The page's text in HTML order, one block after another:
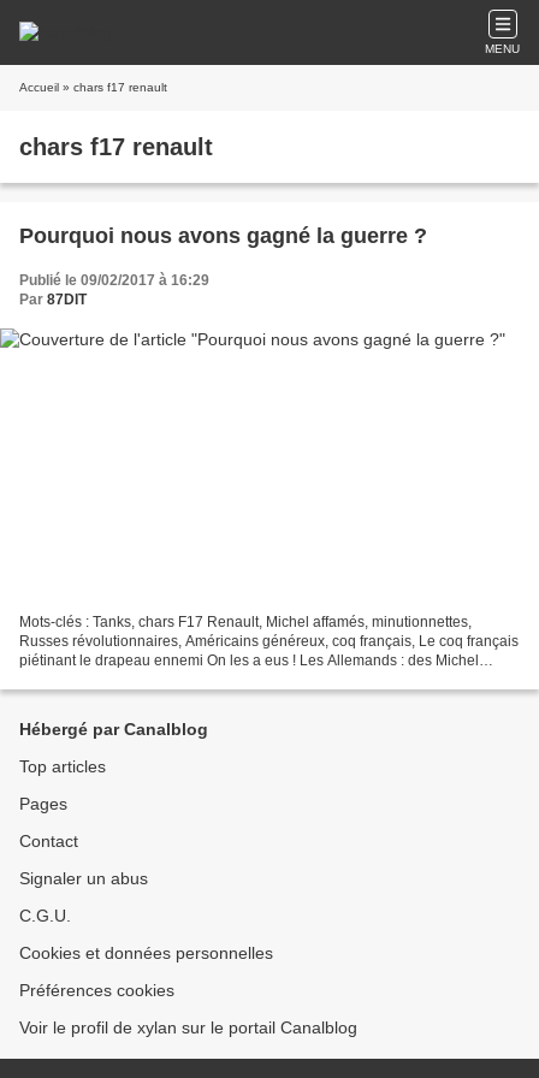
MENU
Accueil » chars f17 renault
chars f17 renault
Pourquoi nous avons gagné la guerre ?
Publié le 09/02/2017 à 16:29
Par 87DIT
Mots-clés : Tanks, chars F17 Renault, Michel affamés, minutionnettes,
Russes révolutionnaires, Américains généreux, coq français, Le coq français
piétinant le drapeau ennemi On les a eus ! Les Allemands : des Michel
Hébergé par Canalblog
Top articles
Pages
Contact
Signaler un abus
C.G.U.
Cookies et données personnelles
Préférences cookies
Voir le profil de xylan sur le portail Canalblog